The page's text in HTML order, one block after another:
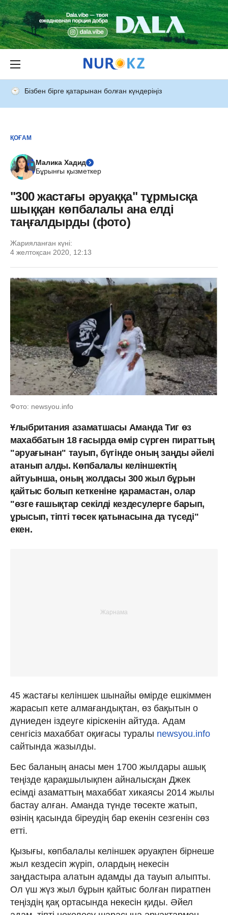
Бізбен бірге қатарынан болған күндеріңіз
ҚОҒАМ
Малика Хадид
Бұрынғы қызметкер
"300 жастағы әруаққа" тұрмысқа
шыққан көпбалалы ана елді
таңғалдырды (фото)
Жарияланған күні:
4 желтоқсан 2020, 12:13
Фото: newsyou.info
Ұлыбритания азаматшасы Аманда Тиг өз
махаббатын 18 ғасырда өмір сүрген пираттың
"әруағынан" тауып, бүгінде оның заңды әйелі
атанып алды. Көпбалалы келіншектің
айтуынша, оның жолдасы 300 жыл бұрын
қайтыс болып кеткеніне қарамастан, олар
"өзге ғашықтар секілді кездесулерге барып,
ұрысып, тіпті төсек қатынасына да түседі"
екен.
45 жастағы келіншек шынайы өмірде ешкіммен
жарасып кете алмағандықтан, өз бақытын о
дүниеден іздеуге кіріскенін айтуда. Адам
сенгісіз махаббат оқиғасы туралы newsyou.info
сайтында жазылды.
Бес баланың анасы мен 1700 жылдары ашық
теңізде қарақшылықпен айналысқан Джек
есімді азаматтың махаббат хикаясы 2014 жылы
бастау алған. Аманда түнде төсекте жатып,
өзінің қасында біреудің бар екенін сезгенін сөз
етті.
Қызығы, көпбалалы келіншек әруақпен бірнеше
жыл кездесіп жүріп, олардың некесін
заңдастыра алатын адамды да тауып алыпты.
Ол үш жүз жыл бұрын қайтыс болған пиратпен
теңіздің қақ ортасында некесін қиды. Әйел